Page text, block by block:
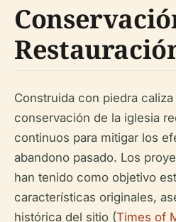
Construida con piedra
conservación de la iglesia
continuos para mitigar los
abandono pasado. Los
han tenido como objetivo
características originales,
histórica del sitio (Times of